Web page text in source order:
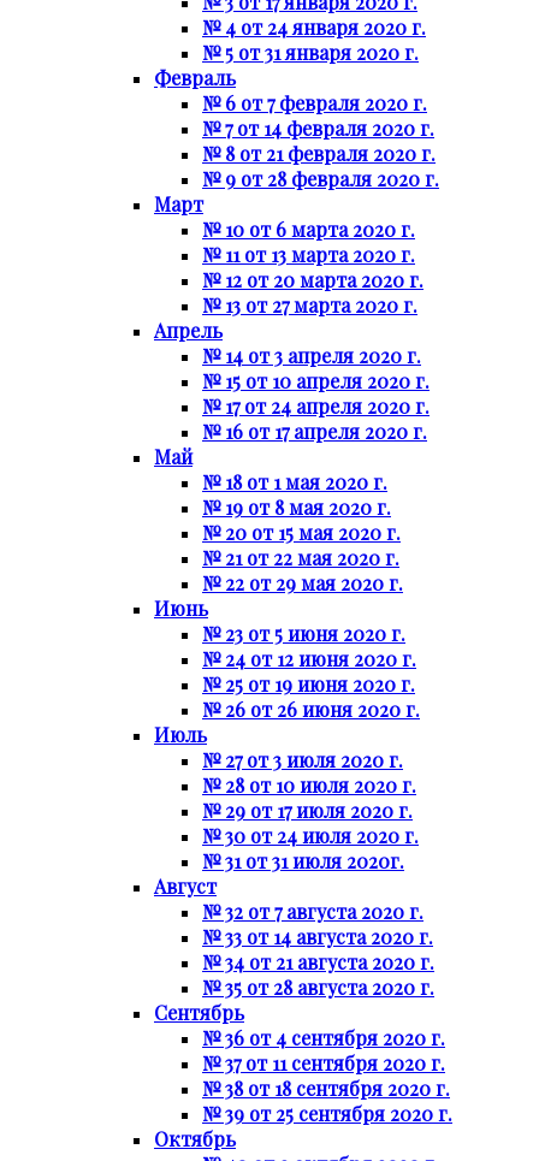
№ 4 от 24 января 2020 г.
№ 5 от 31 января 2020 г.
Февраль
№ 6 от 7 февраля 2020 г.
№ 7 от 14 февраля 2020 г.
№ 8 от 21 февраля 2020 г.
№ 9 от 28 февраля 2020 г.
Март
№ 10 от 6 марта 2020 г.
№ 11 от 13 марта 2020 г.
№ 12 от 20 марта 2020 г.
№ 13 от 27 марта 2020 г.
Апрель
№ 14 от 3 апреля 2020 г.
№ 15 от 10 апреля 2020 г.
№ 17 от 24 апреля 2020 г.
№ 16 от 17 апреля 2020 г.
Май
№ 18 от 1 мая 2020 г.
№ 19 от 8 мая 2020 г.
№ 20 от 15 мая 2020 г.
№ 21 от 22 мая 2020 г.
№ 22 от 29 мая 2020 г.
Июнь
№ 23 от 5 июня 2020 г.
№ 24 от 12 июня 2020 г.
№ 25 от 19 июня 2020 г.
№ 26 от 26 июня 2020 г.
Июль
№ 27 от 3 июля 2020 г.
№ 28 от 10 июля 2020 г.
№ 29 от 17 июля 2020 г.
№ 30 от 24 июля 2020 г.
№ 31 от 31 июля 2020г.
Август
№ 32 от 7 августа 2020 г.
№ 33 от 14 августа 2020 г.
№ 34 от 21 августа 2020 г.
№ 35 от 28 августа 2020 г.
Сентябрь
№ 36 от 4 сентября 2020 г.
№ 37 от 11 сентября 2020 г.
№ 38 от 18 сентября 2020 г.
№ 39 от 25 сентября 2020 г.
Октябрь